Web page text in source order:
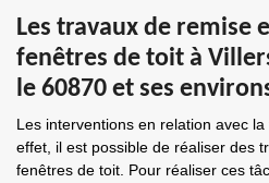
Les travaux de remise
fenêtres de toit à
le 60870 et ses
Les interventions en relation avec
effet, il est possible de réaliser des
fenêtres de toit. Pour réaliser ces